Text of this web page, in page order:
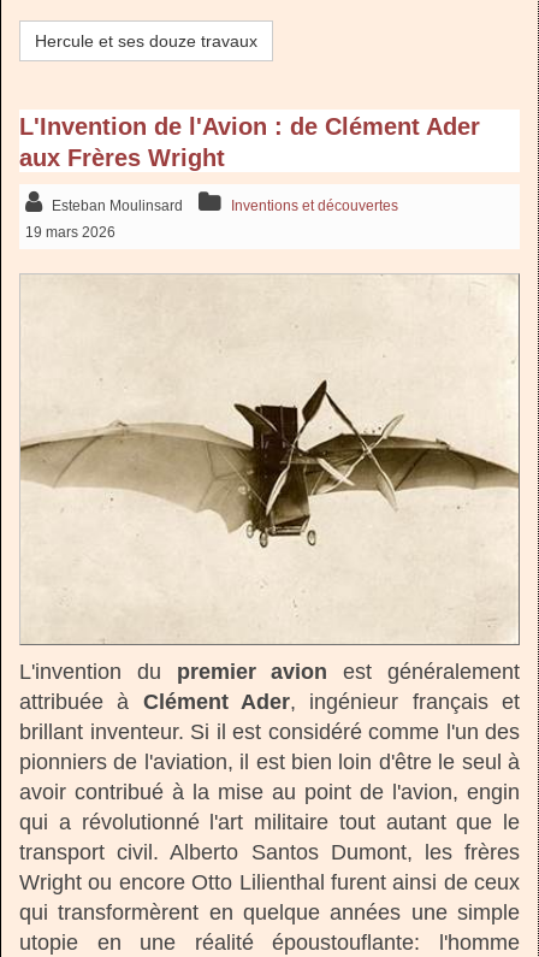
Hercule et ses douze travaux
L'Invention de l'Avion : de Clément Ader
aux Frères Wright
Esteban Moulinsard
Inventions et découvertes
19 mars 2026
L'invention du premier avion est généralement
attribuée à Clément Ader, ingénieur français et
brillant inventeur. Si il est considéré comme l'un des
pionniers de l'aviation, il est bien loin d'être le seul à
avoir contribué à la mise au point de l'avion, engin
qui a révolutionné l'art militaire tout autant que le
transport civil. Alberto Santos Dumont, les frères
Wright ou encore Otto Lilienthal furent ainsi de ceux
qui transformèrent en quelque années une simple
utopie en une réalité époustouflante: l'homme